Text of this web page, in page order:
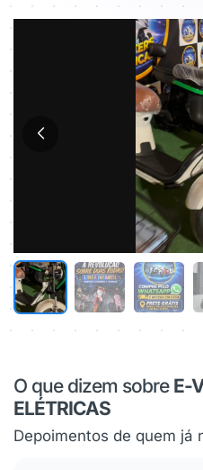
O que dizem sobre E-
ELÉTRICAS
Depoimentos de quem já